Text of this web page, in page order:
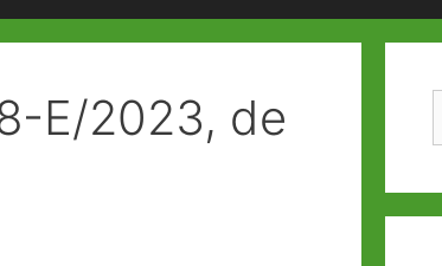
E/2023, de